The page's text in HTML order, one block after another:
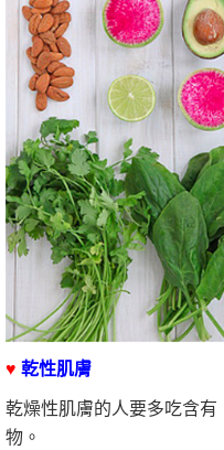
♥ 乾性肌膚
乾燥性肌膚的人要多吃含
物。